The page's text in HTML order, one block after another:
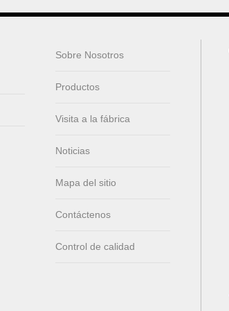
Sobre Nosotros
Productos
Visita a la fábrica
Noticias
Mapa del sitio
Contáctenos
Control de calidad